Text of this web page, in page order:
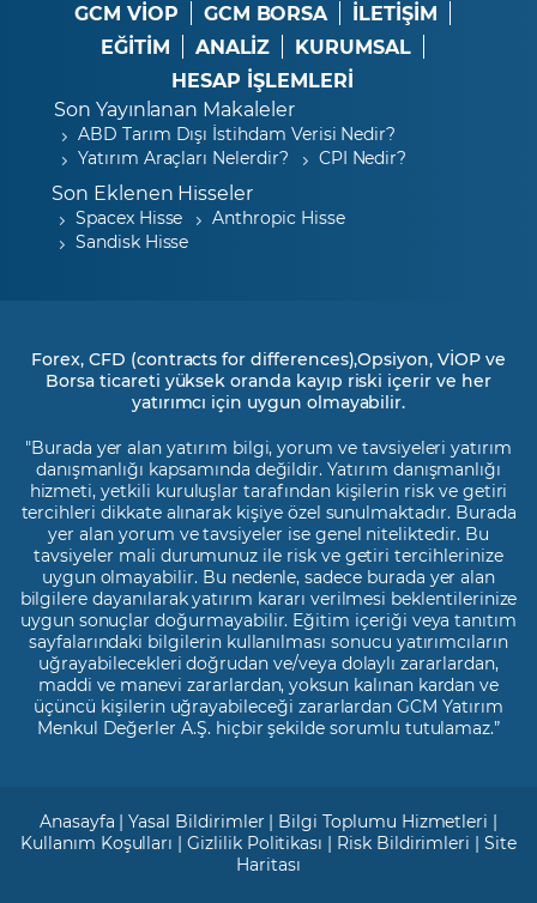
GCM VİOP
GCM BORSA
İLETİŞİM
EĞİTİM
ANALİZ
KURUMSAL
HESAP İŞLEMLERİ
Son Yayınlanan Makaleler
ABD Tarım Dışı İstihdam Verisi Nedir?
Yatırım Araçları Nelerdir?
CPI Nedir?
Son Eklenen Hisseler
Spacex Hisse
Anthropic Hisse
Sandisk Hisse
Forex, CFD (contracts for differences),Opsiyon, VİOP ve
Borsa ticareti yüksek oranda kayıp riski içerir ve her
yatırımcı için uygun olmayabilir.
"Burada yer alan yatırım bilgi, yorum ve tavsiyeleri yatırım
danışmanlığı kapsamında değildir. Yatırım danışmanlığı
hizmeti, yetkili kuruluşlar tarafından kişilerin risk ve getiri
tercihleri dikkate alınarak kişiye özel sunulmaktadır. Burada
yer alan yorum ve tavsiyeler ise genel niteliktedir. Bu
tavsiyeler mali durumunuz ile risk ve getiri tercihlerinize
uygun olmayabilir. Bu nedenle, sadece burada yer alan
bilgilere dayanılarak yatırım kararı verilmesi beklentilerinize
uygun sonuçlar doğurmayabilir. Eğitim içeriği veya tanıtım
sayfalarındaki bilgilerin kullanılması sonucu yatırımcıların
uğrayabilecekleri doğrudan ve/veya dolaylı zararlardan,
maddi ve manevi zararlardan, yoksun kalınan kardan ve
üçüncü kişilerin uğrayabileceği zararlardan GCM Yatırım
Menkul Değerler A.Ş. hiçbir şekilde sorumlu tutulamaz.”
Anasayfa |Yasal Bildirimler | Bilgi Toplumu Hizmetleri |
Kullanım Koşulları |Gizlilik Politikası | Risk Bildirimleri |Site
Haritası